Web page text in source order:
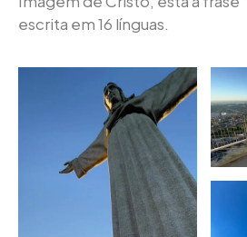
escrita em 16 línguas.